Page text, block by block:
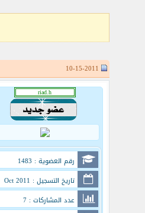
رقم العضوية : 1483
تاريخ التسجيل : Oct 2011
عدد المشاركات : 7